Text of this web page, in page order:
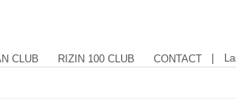
CLUB RIZIN 100 CLUB CONTACT |